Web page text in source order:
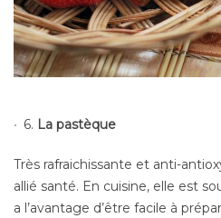
6. La pastèque
Très rafraichissante et anti-
allié santé. En cuisine, elle est
a l’avantage d’être facile à